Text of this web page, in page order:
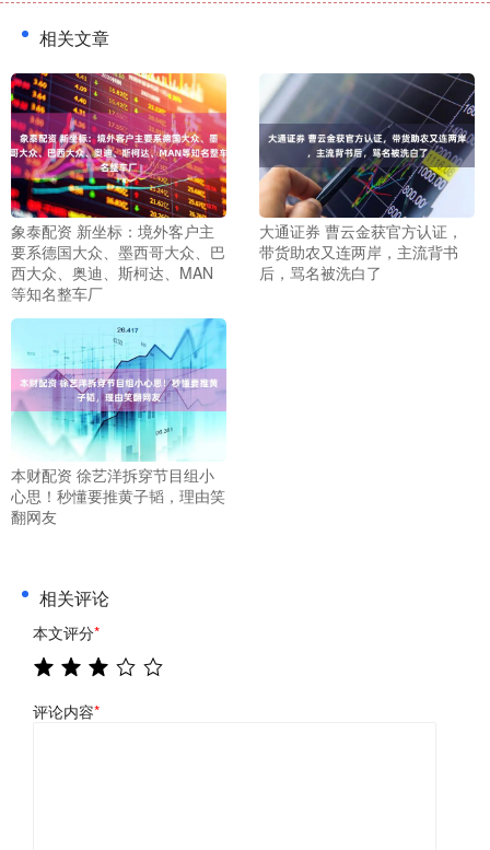
相关文章
象泰配资 新坐标：境外客户主
要系德国大众、墨西哥大众、巴
西大众、奥迪、斯柯达、MAN
等知名整车厂
大通证券 曹云金获官方认证，
带货助农又连两岸，主流背书
后，骂名被洗白了
本财配资 徐艺洋拆穿节目组小
心思！秒懂要推黄子韬，理由笑
翻网友
相关评论
本文评分*
评论内容*